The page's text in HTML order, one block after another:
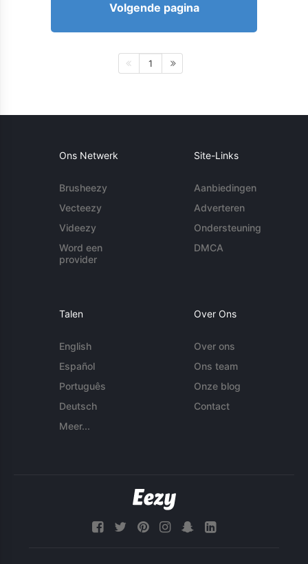
Volgende pagina
1
Ons Netwerk
Brusheezy
Vecteezy
Videezy
Word een
provider
Site-Links
Aanbiedingen
Adverteren
Ondersteuning
DMCA
Talen
English
Español
Português
Deutsch
Meer...
Over Ons
Over ons
Ons team
Onze blog
Contact